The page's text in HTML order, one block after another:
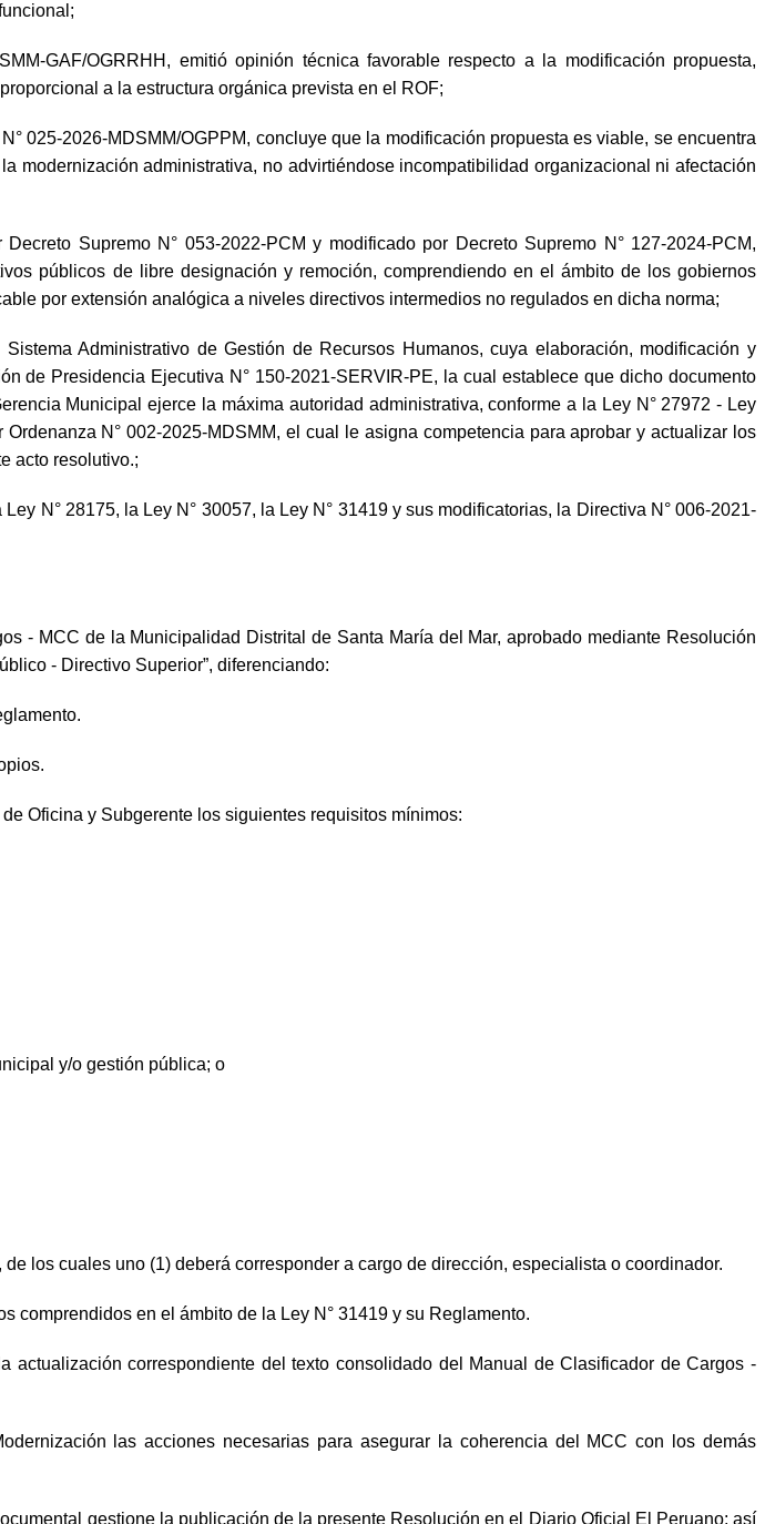
GAF/OGRRHH, emitió opinión técnica favorable respecto a la modificación propuesta,
a la estructura orgánica prevista en el ROF;
025-2026-MDSMM/OGPPM, concluye que la modificación propuesta es viable, se encuentra
modernización administrativa, no advirtiéndose incompatibilidad organizacional ni afectación
Supremo N° 053-2022-PCM y modificado por Decreto Supremo N° 127-2024-PCM,
públicos de libre designación y remoción, comprendiendo en el ámbito de los gobiernos
por extensión analógica a niveles directivos intermedios no regulados en dicha norma;
Administrativo de Gestión de Recursos Humanos, cuya elaboración, modificación y
de Presidencia Ejecutiva N° 150-2021-SERVIR-PE, la cual establece que dicho documento
Municipal ejerce la máxima autoridad administrativa, conforme a la Ley N° 27972 - Ley
N° 002-2025-MDSMM, el cual le asigna competencia para aprobar y actualizar los
acto resolutivo.;
N° 28175, la Ley N° 30057, la Ley N° 31419 y sus modificatorias, la Directiva N° 006-2021-
- MCC de la Municipalidad Distrital de Santa María del Mar, aprobado mediante Resolución
- Directivo Superior”, diferenciando:
Oficina y Subgerente los siguientes requisitos mínimos:
y/o gestión pública; o
los cuales uno (1) deberá corresponder a cargo de dirección, especialista o coordinador.
comprendidos en el ámbito de la Ley N° 31419 y su Reglamento.
actualización correspondiente del texto consolidado del Manual de Clasificador de Cargos -
las acciones necesarias para asegurar la coherencia del MCC con los demás
gestione la publicación de la presente Resolución en el Diario Oficial El Peruano; así